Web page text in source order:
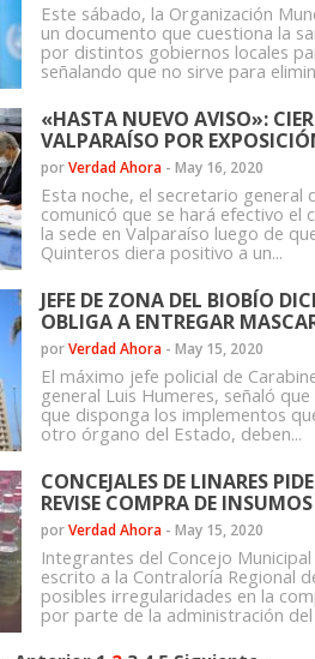
Este sábado, la Organización
un documento que cuestiona la
por distintos gobiernos locales
señalando que no sirve para
«HASTA NUEVO AVISO»:
VALPARAÍSO POR
porVerdad Ahora - May 16, 2020
Esta noche, el secretario general
comunicó que se hará efectivo el
la sede en Valparaíso luego de
Quinteros diera positivo a un...
JEFE DE ZONA DEL BIOBÍO
OBLIGA A ENTREGAR
porVerdad Ahora - May 15, 2020
El máximo jefe policial de
general Luis Humeres, señaló
que disponga los implementos
otro órgano del Estado, deben...
CONCEJALES DE LINARES
REVISE COMPRA DE
porVerdad Ahora - May 15, 2020
Integrantes del Concejo
escrito a la Contraloría Regional
posibles irregularidades en la
por parte de la administración del